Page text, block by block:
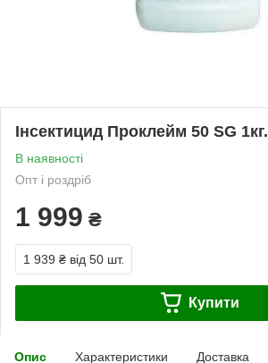
Інсектицид Проклейм 50 SG 1кг.
В наявності
Опт і роздріб
1 999 ₴
1 939 ₴ від 50 шт.
Купити
Опис Характеристики Доставка